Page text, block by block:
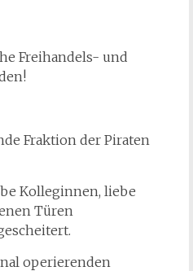
Freihandels- und
Fraktion der Piraten
Kolleginnen, liebe
Türen
operierenden